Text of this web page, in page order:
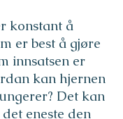
konstant å
er best å gjøre
innsatsen er
kan hjernen
Det kan
eneste den